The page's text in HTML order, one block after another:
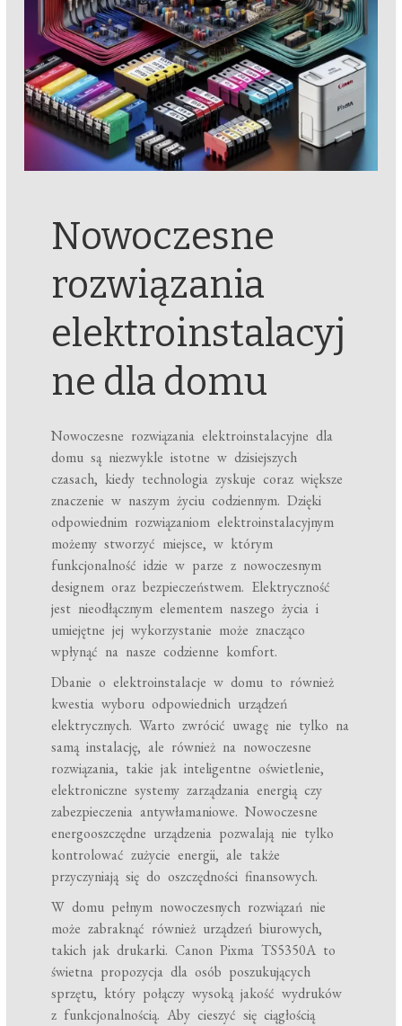
Nowoczesne
rozwiązania
elektroinstalacyj
ne dla domu
Nowoczesne rozwiązania elektroinstalacyjne dla
domu są niezwykle istotne w dzisiejszych
czasach, kiedy technologia zyskuje coraz większe
znaczenie w naszym życiu codziennym. Dzięki
odpowiednim rozwiązaniom elektroinstalacyjnym
możemy stworzyć miejsce, w którym
funkcjonalność idzie w parze z nowoczesnym
designem oraz bezpieczeństwem. Elektryczność
jest nieodłącznym elementem naszego życia i
umiejętne jej wykorzystanie może znacząco
wpłynąć na nasze codzienne komfort.
Dbanie o elektroinstalacje w domu to również
kwestia wyboru odpowiednich urządzeń
elektrycznych. Warto zwrócić uwagę nie tylko na
samą instalację, ale również na nowoczesne
rozwiązania, takie jak inteligentne oświetlenie,
elektroniczne systemy zarządzania energią czy
zabezpieczenia antywłamaniowe. Nowoczesne
energooszczędne urządzenia pozwalają nie tylko
kontrolować zużycie energii, ale także
przyczyniają się do oszczędności finansowych.
W domu pełnym nowoczesnych rozwiązań nie
może zabraknąć również urządzeń biurowych,
takich jak drukarki. Canon Pixma TS5350A to
świetna propozycja dla osób poszukujących
sprzętu, który połączy wysoką jakość wydruków
z funkcjonalnością. Aby cieszyć się ciągłością